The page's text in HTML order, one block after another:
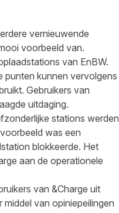
vernieuwende
voorbeeld van.
van EnBW.
punten kunnen vervolgens
Gebruikers van
uitdaging.
stations werden
was een
blokkeerde. Het
aan de operationele
van &Charge uit
van opiniepeilingen